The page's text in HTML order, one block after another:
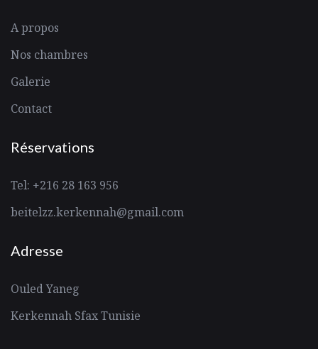
A propos
Nos chambres
Galerie
Contact
Réservations
Tel: +216 28 163 956
beitelzz.kerkennah@gmail.com
Adresse
Ouled Yaneg
Kerkennah Sfax Tunisie